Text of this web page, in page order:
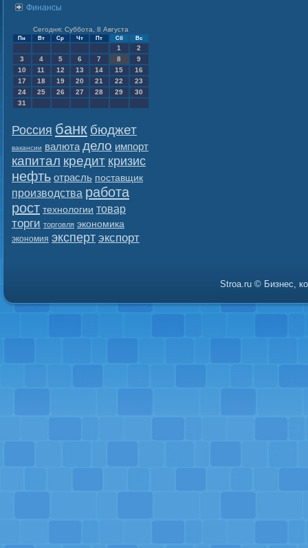
Финансы
Сегодня: Суббота, 8 Августа
Пн Вт Ср Чт Пт Сб Вс
1
2
3
4 5 6 7 8
9
10
11 12 13 14 15
16
17
18 19 20 21 22
23
24
25 26 27 28 29
30
31
Россия банк бюджет
вакансии валюта дело импорт
капитал кредит кризис
нефть отрасль поставщик
производства работа
рост технологии товар
торги торговля экономика
экономия эксперт экспорт
Stroa.ru © Бизнес,